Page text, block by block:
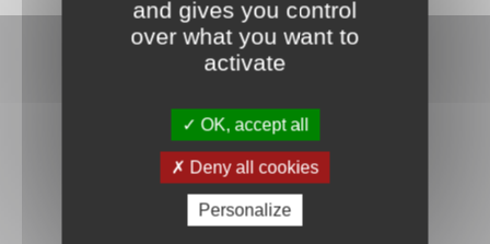
3 rue Danton
92240 Malakoff
01 41 17 15 15
and gives you control
over what you want to
activate
OK, accept all
Deny all cookies
Personalize